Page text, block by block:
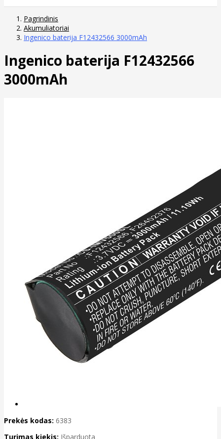
Pagrindinis
Akumuliatoriai
Ingenico baterija F12432566 3000mAh
Ingenico baterija F12432566
3000mAh
Prekės kodas: 6383
Turimas kiekis: Išparduota